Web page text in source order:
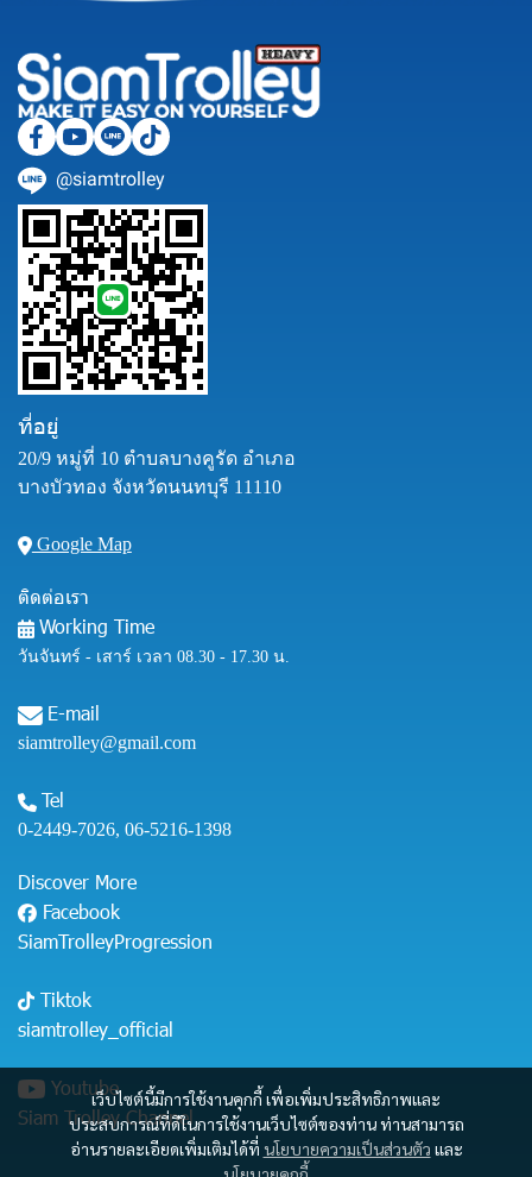
เว็บไซต์นี้มีการใช้งานคุกกี้ เพื่อเพิ่มประสิทธิภาพและ
ประสบการณ์ที่ดีในการใช้งานเว็บไซต์ของท่าน ท่านสามารถ
อ่านรายละเอียดเพิ่มเติมได้ที่ นโยบายความเป็นส่วนตัว และ
@siamtrolley
ที่อยู่
20/9 หมู่ที่ 10 ตำบลบางคูรัด อำเภอ
บางบัวทอง จังหวัดนนทบุรี 11110
Google Map
ติดต่อเรา
Working Time
วันจันทร์ - เสาร์ เวลา 08.30 - 17.30 น.
E-mail
siamtrolley@gmail.com
Tel
0-2449-7026, 06-5216-1398
Discover More
Facebook
SiamTrolleyProgression
Tiktok
siamtrolley_official
Youtube
Siam Trolley Channel